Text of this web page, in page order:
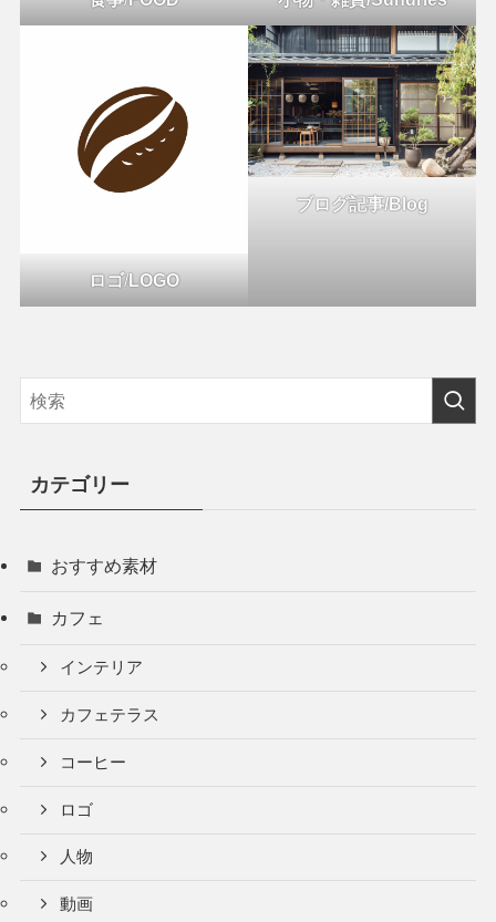
ロゴ/LOGO
ブログ記事/Blog
カテゴリー
おすすめ素材
カフェ
インテリア
カフェテラス
コーヒー
ロゴ
人物
動画